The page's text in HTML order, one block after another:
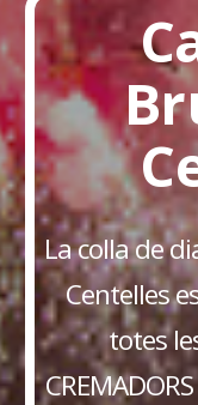
La colla de
Centelles
totes